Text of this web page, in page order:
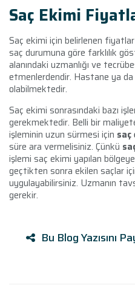
Saç Ekimi
Saç ekimi için belirlenen
saç durumuna göre farklılık
alanındaki uzmanlığı ve
etmenlerdendir. Hastane ya da
olabilmektedir.
Saç ekimi sonrasındaki bazı
gerekmektedir. Belli bir
işleminin uzun sürmesi için
süre ara vermelisiniz. Çünkü
işlemi saç ekimi yapılan
geçtikten sonra ekilen saçlar
uygulayabilirsiniz. Uzmanın
gerekir.
Bu Blog Yazısını